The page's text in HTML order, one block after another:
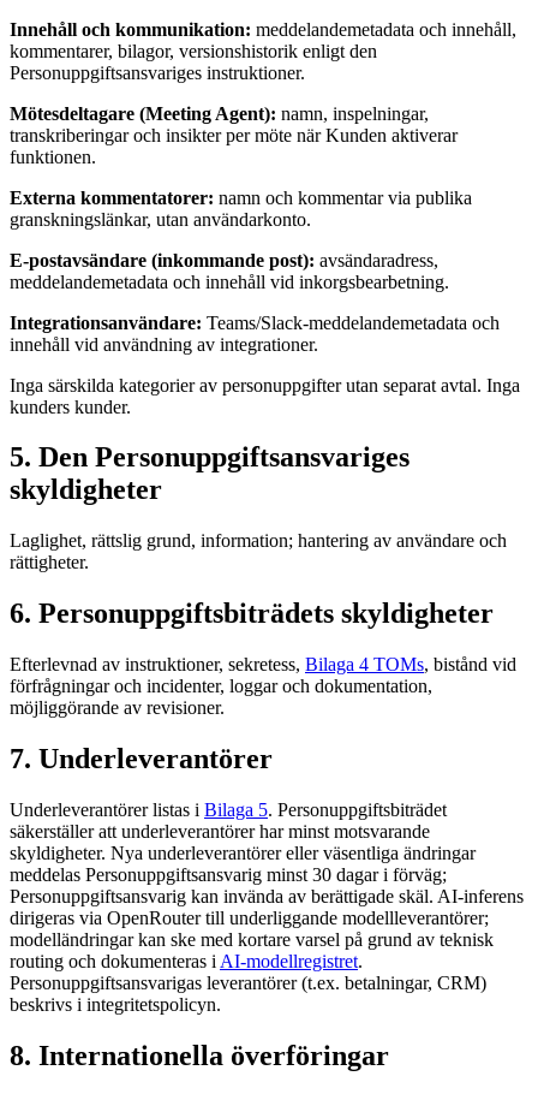
Innehåll och kommunikation: meddelandemetadata och innehåll,
kommentarer, bilagor, versionshistorik enligt den
Personuppgiftsansvariges instruktioner.
Mötesdeltagare (Meeting Agent): namn, inspelningar,
transkriberingar och insikter per möte när Kunden aktiverar
funktionen.
Externa kommentatorer: namn och kommentar via publika
granskningslänkar, utan användarkonto.
E-postavsändare (inkommande post): avsändaradress,
meddelandemetadata och innehåll vid inkorgsbearbetning.
Integrationsanvändare: Teams/Slack-meddelandemetadata och
innehåll vid användning av integrationer.
Inga särskilda kategorier av personuppgifter utan separat avtal. Inga
kunders kunder.
5. Den Personuppgiftsansvariges
skyldigheter
Laglighet, rättslig grund, information; hantering av användare och
rättigheter.
6. Personuppgiftsbiträdets skyldigheter
Efterlevnad av instruktioner, sekretess, Bilaga 4 TOMs, bistånd vid
förfrågningar och incidenter, loggar och dokumentation,
möjliggörande av revisioner.
7. Underleverantörer
Underleverantörer listas i Bilaga 5. Personuppgiftsbiträdet
säkerställer att underleverantörer har minst motsvarande
skyldigheter. Nya underleverantörer eller väsentliga ändringar
meddelas Personuppgiftsansvarig minst 30 dagar i förväg;
Personuppgiftsansvarig kan invända av berättigade skäl. AI-inferens
dirigeras via OpenRouter till underliggande modellleverantörer;
modelländringar kan ske med kortare varsel på grund av teknisk
routing och dokumenteras i AI-modellregistret.
Personuppgiftsansvarigas leverantörer (t.ex. betalningar, CRM)
beskrivs i integritetspolicyn.
8. Internationella överföringar